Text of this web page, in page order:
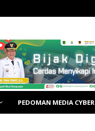
PEDOMAN MEDIA CYBER